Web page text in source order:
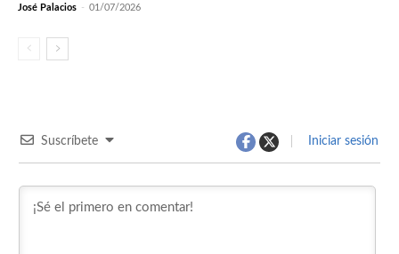
José Palacios - 01/07/2026
Suscríbete Iniciar sesión